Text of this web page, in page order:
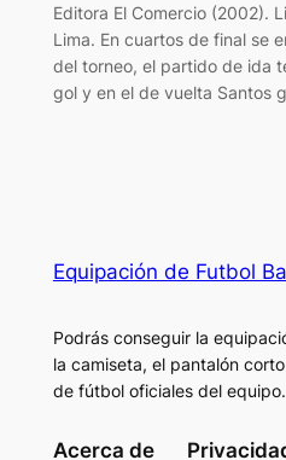
Editora El Comercio (2002).
Lima. En cuartos de final se
del torneo, el partido de ida
gol y en el de vuelta Santos
Equipación de Futbol
Podrás conseguir la
la camiseta, el pantalón
de fútbol oficiales del equipo.
Acerca de